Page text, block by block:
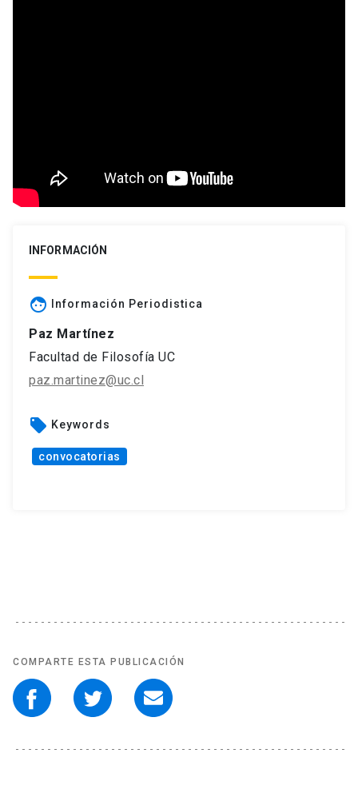
INFORMACIÓN
face Información Periodistica
Paz Martínez
Facultad de Filosofía UC
paz.martinez@uc.cl
local_offer Keywords
convocatorias
COMPARTE ESTA PUBLICACIÓN